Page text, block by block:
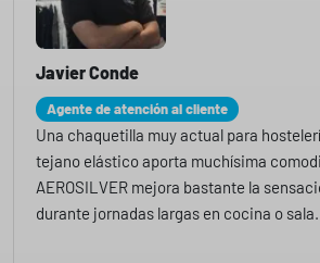
Javier Conde
Agente de atención al cliente
Una chaquetilla muy actual para
tejano elástico aporta muchísima
AEROSILVER mejora bastante la
durante jornadas largas en cocina o sala.